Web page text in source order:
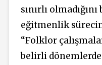
sınırlı
eğitmenlik
“Folklor
belirli